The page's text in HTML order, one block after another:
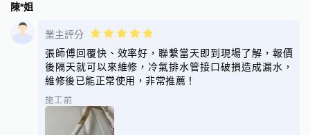
陳*姐
業主評分
張師傅回覆快、效率好，聯繫當天即到現場了解，報價
後隔天就可以來維修，冷氣排水管接口破損造成漏水，
維修後已能正常使用，非常推薦！
施工前